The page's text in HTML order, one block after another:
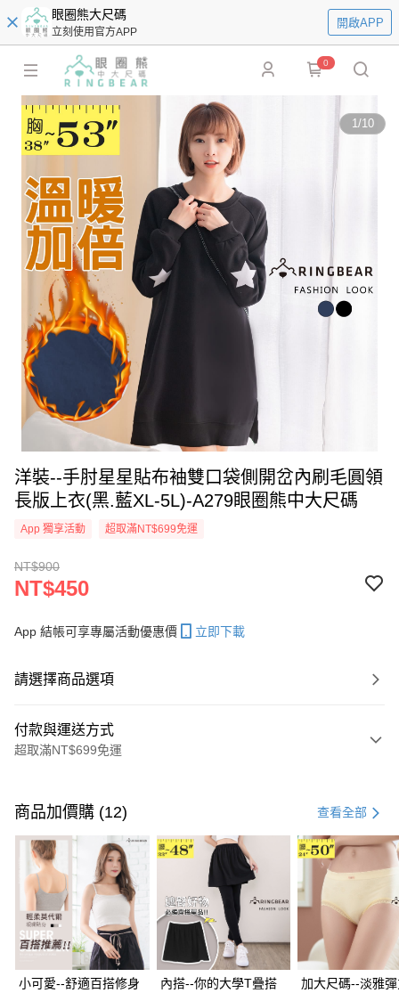
眼圈熊大尺碼
立刻使用官方APP
開啟APP
0
1/10
洋裝--手肘星星貼布袖雙口袋側開岔內刷毛圓領
長版上衣(黑.藍XL-5L)-A279眼圈熊中大尺碼
App 獨享活動 超取滿NT$699免運
NT$900
NT$450
App 結帳可享專屬活動優惠價 立即下載
請選擇商品選項
付款與運送方式
超取滿NT$699免運
信用卡一次付款
超商取貨付款
LINE Pay
Apple Pay
街口支付
悠遊付
商品加價購 (12) 查看全部
小可愛--舒適百搭修身
內搭--你的大學T疊搭
加大尺碼--淡雅